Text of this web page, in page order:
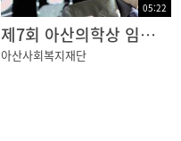
05:22
제7회 아산의학상 임상의학부문 "폐 안에 숨겨진 진실을 찾다!"
아산사회복지재단